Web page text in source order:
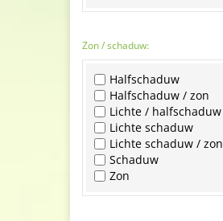
Zon / schaduw:
Halfschaduw
Halfschaduw / zon
Lichte / halfschaduw
Lichte schaduw
Lichte schaduw / zon
Schaduw
Zon